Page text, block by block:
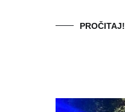
PROČITAJ!